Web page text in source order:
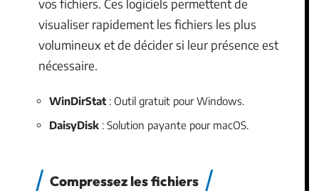
vos fichiers. Ces logiciels permettent de
visualiser rapidement les fichiers les plus
volumineux et de décider si leur présence est
nécessaire.
WinDirStat : Outil gratuit pour Windows.
DaisyDisk : Solution payante pour macOS.
Compressez les fichiers